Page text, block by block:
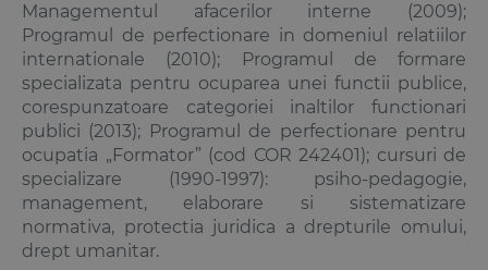
Managementul afacerilor interne (2009);
Programul de perfectionare in domeniul relatiilor
internationale (2010); Programul de formare
specializata pentru ocuparea unei functii publice,
corespunzatoare categoriei inaltilor functionari
publici (2013); Programul de perfectionare pentru
ocupatia „Formator” (cod COR 242401); cursuri de
specializare (1990-1997): psiho-pedagogie,
management, elaborare si sistematizare
normativa, protectia juridica a drepturile omului,
drept umanitar.